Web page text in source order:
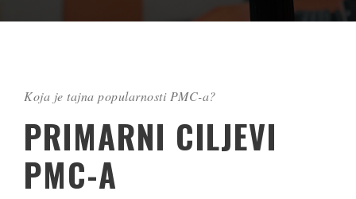
Koja je tajna popularnosti PMC-a?
PRIMARNI CILJEVI
PMC-A